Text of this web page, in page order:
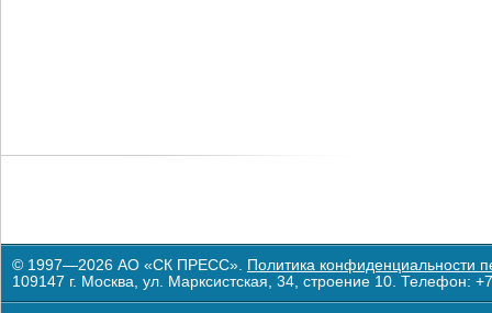
© 1997—2026 АО «СК ПРЕСС». Политика конфиденциальности
109147 г. Москва, ул. Марксистская, 34, строение 10. Телефон: